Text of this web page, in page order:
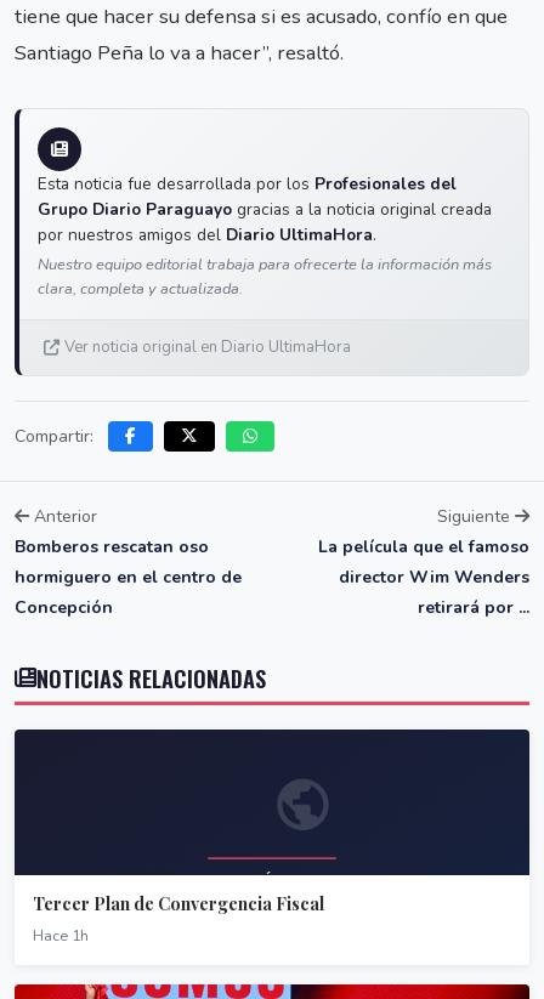
tiene que hacer su defensa si es acusado, confío en que
Santiago Peña lo va a hacer”, resaltó.
Esta noticia fue desarrollada por los Profesionales del
Grupo Diario Paraguayo gracias a la noticia original creada
por nuestros amigos del Diario UltimaHora.
Nuestro equipo editorial trabaja para ofrecerte la información más
clara, completa y actualizada.
Ver noticia original en Diario UltimaHora
Compartir:
Anterior
Bomberos rescatan oso
hormiguero en el centro de
Concepción
Siguiente
La película que el famoso
director Wim Wenders
retirará por ...
NOTICIAS RELACIONADAS
Tercer Plan de Convergencia Fiscal
Hace 1h